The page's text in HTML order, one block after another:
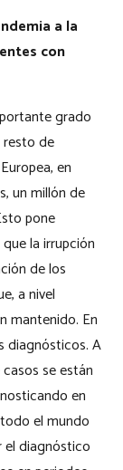
a la
con
grado
de
en
un millón de
pone
la irrupción
de los
a nivel
mantenido. En
diagnósticos. A
se están
en
el mundo
el diagnóstico